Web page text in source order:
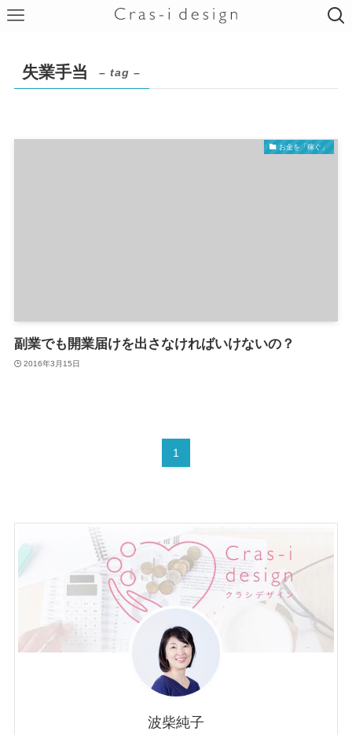
失業手当 – tag –
お金を「稼ぐ」
副業でも開業届けを出さなければいけないの？
2016年3月15日
1
波柴純子